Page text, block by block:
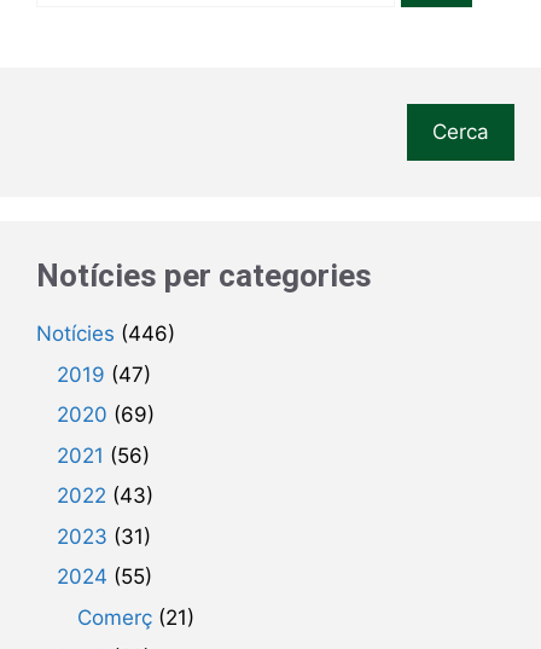
Cerca
Notícies per categories
Notícies (446)
2019 (47)
2020 (69)
2021 (56)
2022 (43)
2023 (31)
2024 (55)
Comerç (21)